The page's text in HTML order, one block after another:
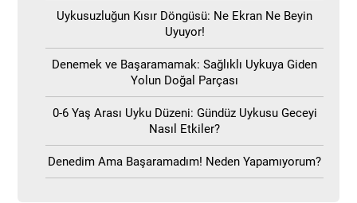
Uykusuzluğun Kısır Döngüsü: Ne Ekran Ne Beyin
Uyuyor!
Denemek ve Başaramamak: Sağlıklı Uykuya Giden
Yolun Doğal Parçası
0-6 Yaş Arası Uyku Düzeni: Gündüz Uykusu Geceyi
Nasıl Etkiler?
Denedim Ama Başaramadım! Neden Yapamıyorum?